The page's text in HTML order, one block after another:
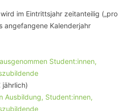
im Eintrittsjahr zeitanteilig („pro
angefangene Kalenderjahr
Student:innen,
Ausbildung, Student:innen,